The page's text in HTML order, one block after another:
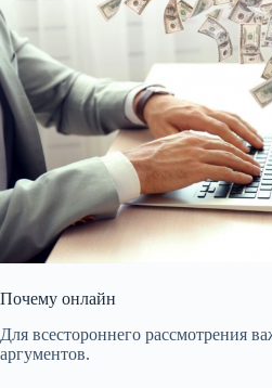
Почему онлайн
Для всестороннего рассмотрения
аргументов.